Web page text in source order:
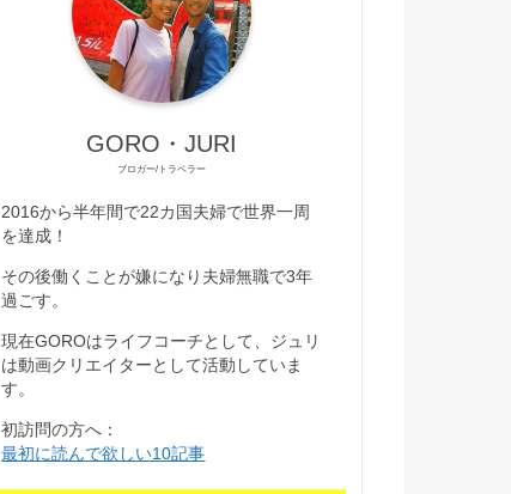
GORO・JURI
ブロガー/トラベラー
2016から半年間で22カ国夫婦で世界一周
を達成！
その後働くことが嫌になり夫婦無職で3年
過ごす。
現在GOROはライフコーチとして、ジュリ
は動画クリエイターとして活動していま
す。
初訪問の方へ：
最初に読んで欲しい10記事